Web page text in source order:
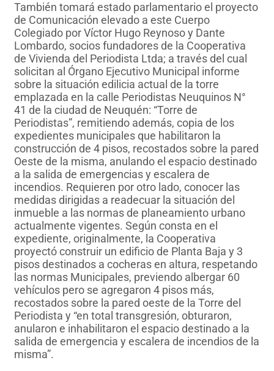
También tomará estado parlamentario el proyecto
de Comunicación elevado a este Cuerpo
Colegiado por Víctor Hugo Reynoso y Dante
Lombardo, socios fundadores de la Cooperativa
de Vivienda del Periodista Ltda; a través del cual
solicitan al Órgano Ejecutivo Municipal informe
sobre la situación edilicia actual de la torre
emplazada en la calle Periodistas Neuquinos N°
41 de la ciudad de Neuquén: “Torre de
Periodistas”, remitiendo además, copia de los
expedientes municipales que habilitaron la
construcción de 4 pisos, recostados sobre la pared
Oeste de la misma, anulando el espacio destinado
a la salida de emergencias y escalera de
incendios. Requieren por otro lado, conocer las
medidas dirigidas a readecuar la situación del
inmueble a las normas de planeamiento urbano
actualmente vigentes. Según consta en el
expediente, originalmente, la Cooperativa
proyectó construir un edificio de Planta Baja y 3
pisos destinados a cocheras en altura, respetando
las normas Municipales, previendo albergar 60
vehículos pero se agregaron 4 pisos más,
recostados sobre la pared oeste de la Torre del
Periodista y “en total transgresión, obturaron,
anularon e inhabilitaron el espacio destinado a la
salida de emergencia y escalera de incendios de la
misma”.